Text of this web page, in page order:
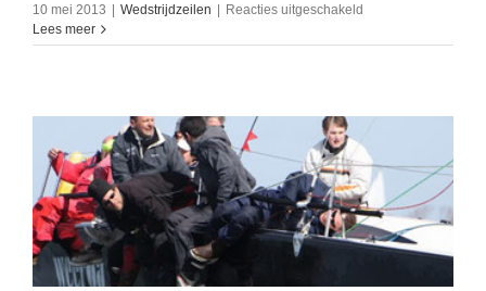
10 mei 2013 | Wedstrijdzeilen | Reacties uitgeschakeld
van
Lees meer